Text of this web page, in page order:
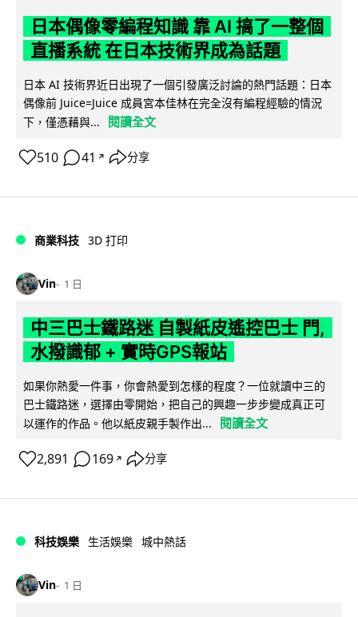
日本偶像零編程知識 靠 AI 搞了一整個
直播系統 在日本技術界成為話題
日本 AI 技術界近日出現了一個引發廣泛討論的熱門話題：日本
偶像前 Juice=Juice 成員宮本佳林在完全沒有編程經驗的情況
下，僅憑藉與...
閱讀全文
510 41 ↗ 分享
商業科技 3D 打印
Vin 1 日
中三巴士鐵路迷 自製紙皮遙控巴士 門,
水撥識郁 + 實時GPS報站
如果你熱愛一件事，你會熱愛到怎樣的程度？一位就讀中三的
巴士鐵路迷，選擇由零開始，把自己的興趣一步步變成真正可
以運作的作品。他以紙皮親手製作出...
閱讀全文
2,891 169 ↗ 分享
科技娛樂 生活娛樂 城中熱話
Vin 1 日